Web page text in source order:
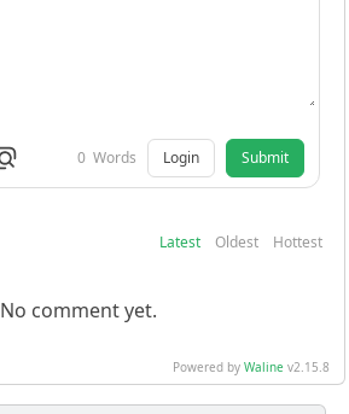
0 Words Login Submit
Latest Oldest Hottest
No comment yet.
Powered by Waline v2.15.8